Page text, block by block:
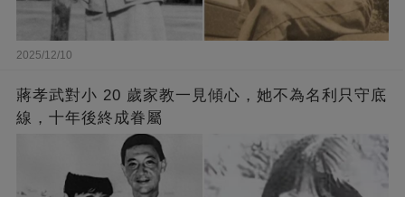
2025/12/10
蔣孝武對小 20 歲家教一見傾心，她不為名利只守底
線，十年後終成眷屬